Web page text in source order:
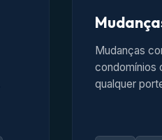
Mudanças
condomínios
qualquer